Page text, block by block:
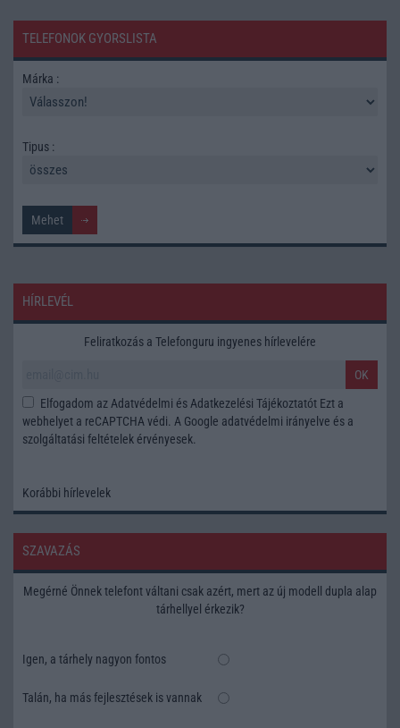
TELEFONOK GYORSLISTA
Márka :
Tipus :
HÍRLEVÉL
Feliratkozás a Telefonguru ingyenes hírlevelére
OK
Elfogadom az Adatvédelmi és Adatkezelési Tájékoztatót Ezt a
webhelyet a reCAPTCHA védi. A Google adatvédelmi irányelve és a
szolgáltatási feltételek érvényesek.
Korábbi hírlevelek
SZAVAZÁS
Megérné Önnek telefont váltani csak azért, mert az új modell dupla alap
tárhellyel érkezik?
Igen, a tárhely nagyon fontos
Talán, ha más fejlesztések is vannak